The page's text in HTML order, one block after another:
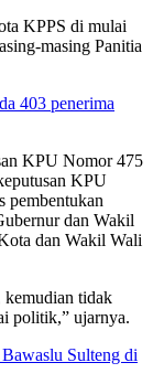
KPPS di mulai
masing Panitia
403 penerima
KPU Nomor 475
KPU
pembentukan
dan Wakil
dan Wakil Wali
kemudian tidak
politik,” ujarnya.
Sulteng di